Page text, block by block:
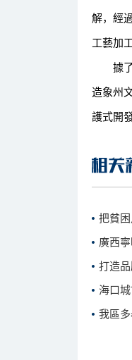
解，經
工藝加
據了
造象州
護式開
把貧
廣西
打造
海口
我區